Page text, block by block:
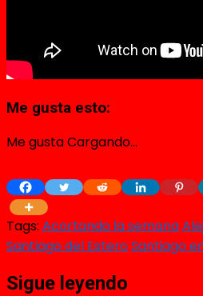
Me gusta esto:
Me gustaCargando...
Tags: Acortando la semana
Santiago del EsteroSantiago
Sigue leyendo